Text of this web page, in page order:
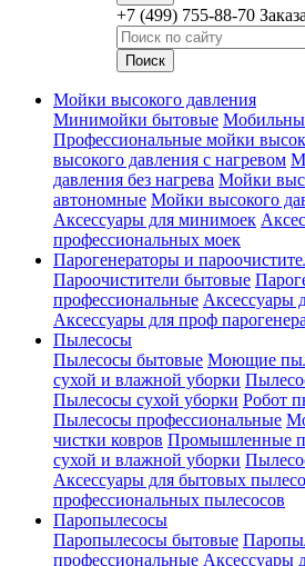
+7 (499) 755-88-70
Мойки высокого давления
Минимойки бытовые
Профессиональные мойки
высокого давления с нагревом
давления без нагрева Мойки
автономные Мойки высокого
Аксессуары для минимоек
профессиональных моек
Парогенераторы и
Пароочистители бытовые
профессиональные Аксессуары
Аксессуары для проф
Пылесосы
Пылесосы бытовые Моющие
сухой и влажной уборки
Пылесосы сухой уборки Робот
Пылесосы профессиональные
чистки ковров Промышленные
сухой и влажной уборки
Аксессуары для бытовых
профессиональных пылесосов
Паропылесосы
Паропылесосы бытовые
профессиональные Аксессуары